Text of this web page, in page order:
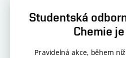
Studentská
Chemie
Pravidelná akce, během